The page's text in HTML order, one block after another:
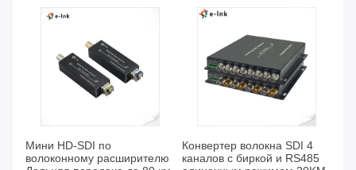
Мини HD-SDI по
волоконному расширителю
Конвертер волокна SDI 4
каналов с биркой и RS485